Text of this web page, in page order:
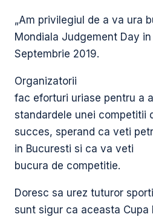
„Am privilegiul de a va ura
Mondiala Judgement Day in
Septembrie 2019.
Organizatorii
fac eforturi uriase pentru a
standardele unei competitii
succes, sperand ca veti
in Bucuresti si ca va veti
bucura de competitie.
Doresc sa urez tuturor
sunt sigur ca aceasta